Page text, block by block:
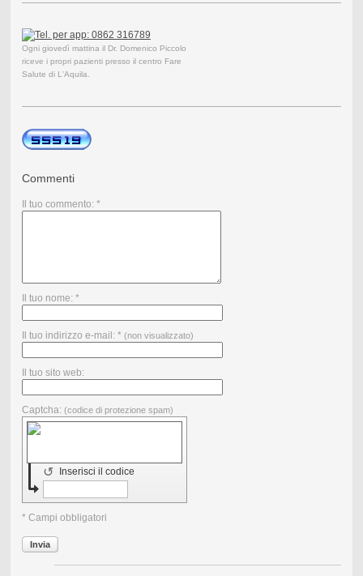
Ogni giovedì mattina il Dr. Domenico Piccolo
riceve i propri pazienti presso il centro Fare
Salute di L'Aquila.
Commenti
Il tuo commento: *
Il tuo nome: *
Il tuo indirizzo e-mail: * (non visualizzato)
Il tuo sito web:
Captcha: (codice di protezione spam)
Inserisci il codice
↺
* Campi obbligatori
Invia